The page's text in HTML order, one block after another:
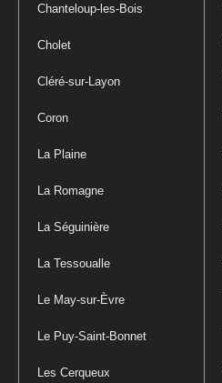
Chanteloup-les-Bois
Cholet
Cléré-sur-Layon
Coron
La Plaine
La Romagne
La Séguinière
La Tessoualle
Le May-sur-Èvre
Le Puy-Saint-Bonnet
Les Cerqueux